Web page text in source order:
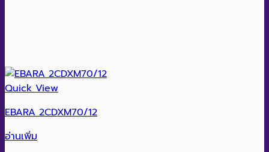
Quick View
EBARA 2CDXM70/12
อ่านเพิ่ม